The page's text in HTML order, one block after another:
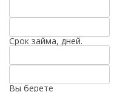
Срок займа, дней.
Вы берете